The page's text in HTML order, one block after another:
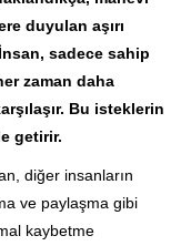
duyulan aşırı
sadece sahip
zaman daha
Bu isteklerin
getirir.
diğer insanların
ve paylaşma gibi
kaybetme